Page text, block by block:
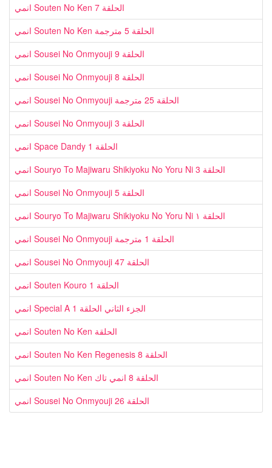
انمي Souten No Ken الحلقة 7
انمي Souten No Ken الحلقة 5 مترجمة
انمي Sousei No Onmyouji الحلقة 9
انمي Sousei No Onmyouji الحلقة 8
انمي Sousei No Onmyouji الحلقة 25 مترجمة
انمي Sousei No Onmyouji الحلقة 3
انمي Space Dandy الحلقة 1
انمي Souryo To Majiwaru Shikiyoku No Yoru Ni الحلقة 3
انمي Sousei No Onmyouji الحلقة 5
انمي Souryo To Majiwaru Shikiyoku No Yoru Ni الحلقة ١
انمي Sousei No Onmyouji الحلقة 1 مترجمة
انمي Sousei No Onmyouji الحلقة 47
انمي Souten Kouro الحلقة 1
انمي Special A الجزء الثاني الحلقة 1
انمي Souten No Ken الحلقة
انمي Souten No Ken Regenesis الحلقة 8
انمي Souten No Ken الحلقة 8 انمي تاك
انمي Sousei No Onmyouji الحلقة 26